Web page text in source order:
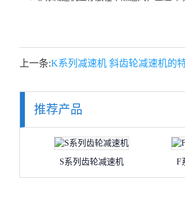
上一条:K系列减速机 斜齿轮减速机的
推荐产品
S系列齿轮减速机 F